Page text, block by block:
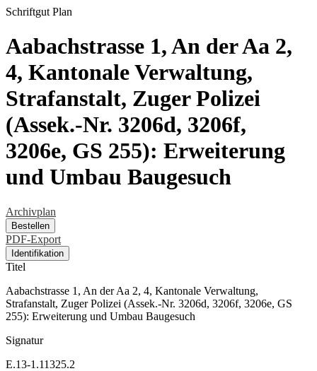
Schriftgut Plan
Aabachstrasse 1, An der Aa 2,
4, Kantonale Verwaltung,
Strafanstalt, Zuger Polizei
(Assek.-Nr. 3206d, 3206f,
3206e, GS 255): Erweiterung
und Umbau Baugesuch
Archivplan
Bestellen
PDF-Export
Identifikation
Titel
Aabachstrasse 1, An der Aa 2, 4, Kantonale Verwaltung,
Strafanstalt, Zuger Polizei (Assek.-Nr. 3206d, 3206f, 3206e, GS
255): Erweiterung und Umbau Baugesuch
Signatur
E.13-1.11325.2